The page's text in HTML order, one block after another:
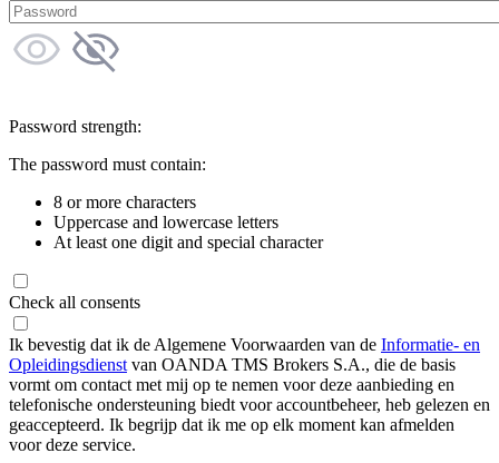
Password strength:
The password must contain:
8 or more characters
Uppercase and lowercase letters
At least one digit and special character
Check all consents
Ik bevestig dat ik de Algemene Voorwaarden van de Informatie- en
Opleidingsdienst van OANDA TMS Brokers S.A., die de basis
vormt om contact met mij op te nemen voor deze aanbieding en
telefonische ondersteuning biedt voor accountbeheer, heb gelezen en
geaccepteerd. Ik begrijp dat ik me op elk moment kan afmelden
voor deze service.